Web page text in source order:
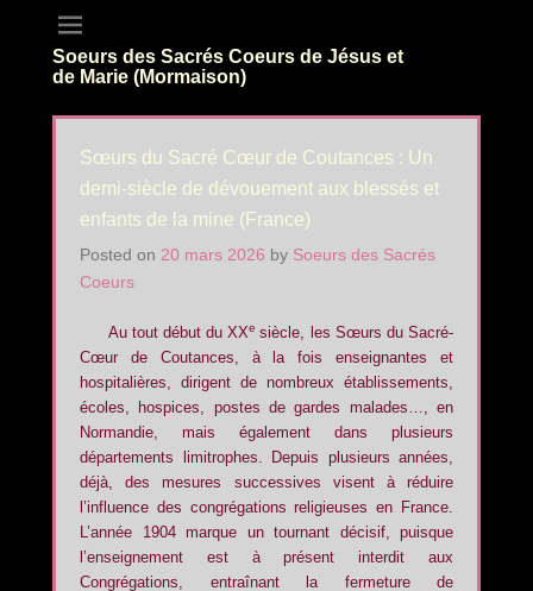
Soeurs des Sacrés Coeurs de Jésus et
de Marie (Mormaison)
Sœurs du Sacré Cœur de Coutances : Un
demi-siècle de dévouement aux blessés et
enfants de la mine (France)
Posted on 20 mars 2026 by Soeurs des Sacrés
Coeurs
Au tout début du XXe siècle, les Sœurs du Sacré-
Cœur de Coutances, à la fois enseignantes et
hospitalières, dirigent de nombreux établissements,
écoles, hospices, postes de gardes malades…, en
Normandie, mais également dans plusieurs
départements limitrophes. Depuis plusieurs années,
déjà, des mesures successives visent à réduire
l’influence des congrégations religieuses en France.
L’année 1904 marque un tournant décisif, puisque
l’enseignement est à présent interdit aux
Congrégations, entraînant la fermeture de